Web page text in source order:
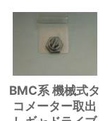
BMC系 機械式タ
コメーター取出